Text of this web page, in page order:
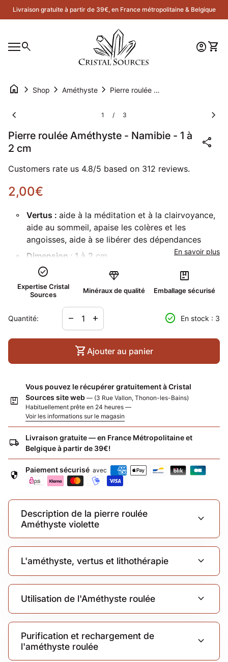
Skip to content
Livraison gratuite à partir de 39€, en France métropolitaine & Belgique
Navigation mobile
search
Accueil
Compte
account_circle Voir
shopping_cart
home chevron_right Shop chevron_right Améthyste chevron_right Pierre roulée Améthyste - Namibie - 1 à 2 cm
chevron_left 1 / 3 chevron_right
Pierre roulée Améthyste - Namibie - 1 à
2 cm
share
Customers rate us 4.8/5 based on 312 reviews.
Prix normal
2,00€
Vertus : aide à la méditation et à la clairvoyance,
aide au sommeil, apaise les colères et les
angoisses, aide à se libérer des dépendances
Dimension : 1 à 2 cm
Localité
En savoir plus
check_circle
Expertise Cristal
Sources
diamond
Minéraux de qualité
package
Emballage sécurisé
Quantité:
Diminuer la quantité pour
remove
Augmenter la quantité pour
add check_circle En stock : 3
shopping_cart Ajouter au panier
package
Vous pouvez le récupérer gratuitement à Cristal
Sources site web — (3 Rue Vallon, Thonon-les-Bains)
Habituellement prête en 24 heures —
Voir les informations sur le magasin
local_shipping
Livraison gratuite — en France Métropolitaine et
Belgique à partir de 39€!
security Paiement sécurisé avec
Description de la pierre roulée
Améthyste violette
expand_more
L'améthyste, vertus et lithothérapie expand_more
Utilisation de l'Améthyste roulée expand_more
Purification et rechargement de
l'améthyste roulée
expand_more